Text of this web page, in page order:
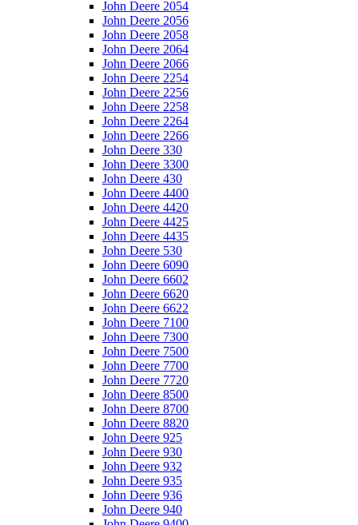
John Deere 2054
John Deere 2056
John Deere 2058
John Deere 2064
John Deere 2066
John Deere 2254
John Deere 2256
John Deere 2258
John Deere 2264
John Deere 2266
John Deere 330
John Deere 3300
John Deere 430
John Deere 4400
John Deere 4420
John Deere 4425
John Deere 4435
John Deere 530
John Deere 6090
John Deere 6602
John Deere 6620
John Deere 6622
John Deere 7100
John Deere 7300
John Deere 7500
John Deere 7700
John Deere 7720
John Deere 8500
John Deere 8700
John Deere 8820
John Deere 925
John Deere 930
John Deere 932
John Deere 935
John Deere 936
John Deere 940